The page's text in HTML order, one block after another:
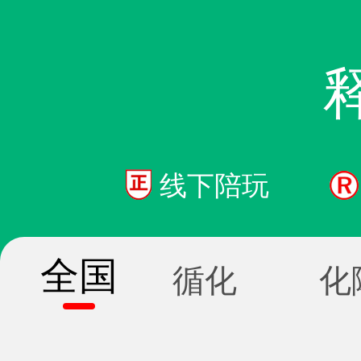
线下陪玩
全国 循化 化